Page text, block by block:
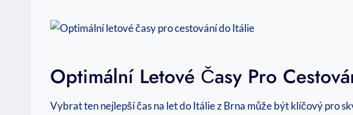
Optimální Letové Časy Pro
Vybrat ten nejlepší čas na let do Itálie z Brna může být klíčový pro